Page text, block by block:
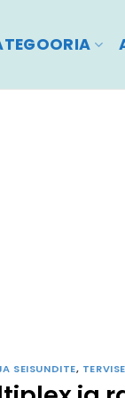
SEISUNDITE,